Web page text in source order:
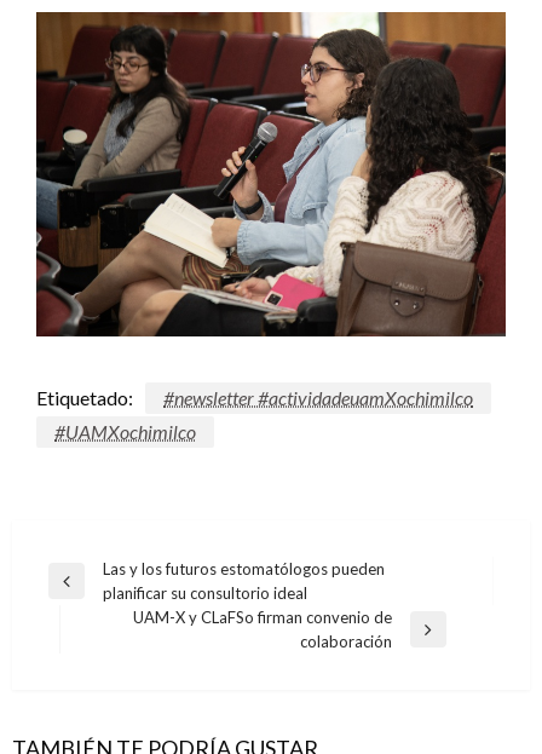
Etiquetado:
#newsletter #actividadeuamXochimilco
#UAMXochimilco
Navegación
Entrada
Las y los futuros estomatólogos pueden
planificar su consultorio ideal
UAM-X y CLaFSo firman convenio de
colaboración
TAMBIÉN TE PODRÍA GUSTAR